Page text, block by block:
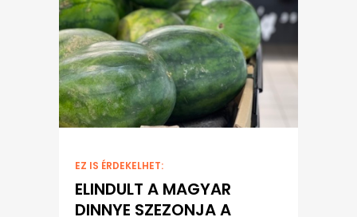
EZ IS ÉRDEKELHET:
ELINDULT A MAGYAR
DINNYE SZEZONJA A